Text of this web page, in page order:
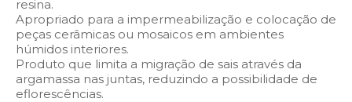
resina.
Apropriado para a impermeabilização e colocação de
peças cerâmicas ou mosaicos em ambientes
húmidos interiores.
Produto que limita a migração de sais através da
argamassa nas juntas, reduzindo a possibilidade de
eflorescências.